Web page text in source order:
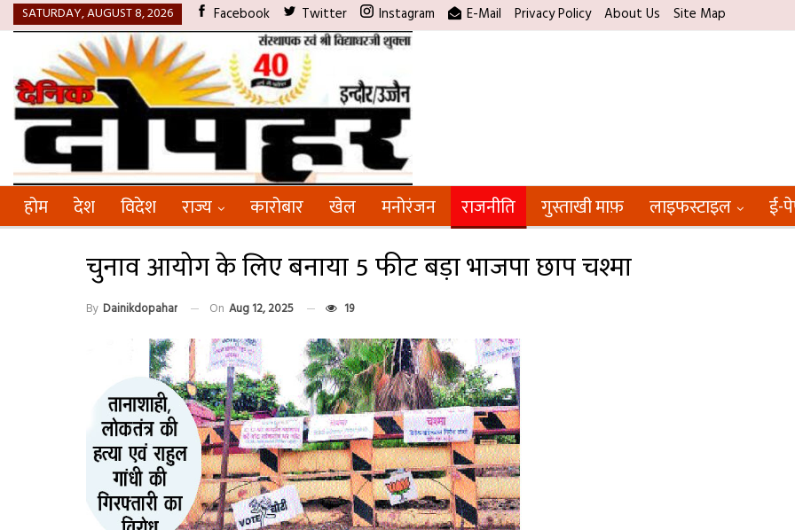
SATURDAY, AUGUST 8, 2026 Facebook Twitter Instagram E-Mail Privacy Policy About Us Site Map
होम देश विदेश राज्य कारोबार खेल मनोरंजन राजनीति गुस्ताखी माफ़ लाइफस्टाइल ई-
चुनाव आयोग के लिए बनाया 5 फीट बड़ा भाजपा छाप चश्मा
By Dainikdopahar On Aug 12, 2025 19